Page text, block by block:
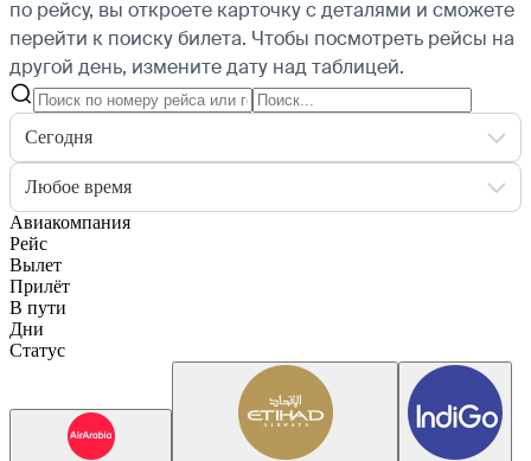
по рейсу, вы откроете карточку с деталями и сможете
перейти к поиску билета. Чтобы посмотреть рейсы на
другой день, измените дату над таблицей.
Сегодня
Любое время
Авиакомпания
Рейс
Вылет
Прилёт
В пути
Дни
Статус